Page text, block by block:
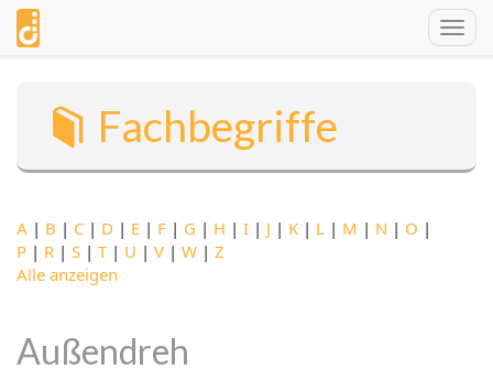
Direkt
zum
Fachbegriffe
A | B | C | D | E | F | G | H | I | J | K | L | M | N | O |
P | R | S | T | U | V | W | Z
Alle anzeigen
Außendreh